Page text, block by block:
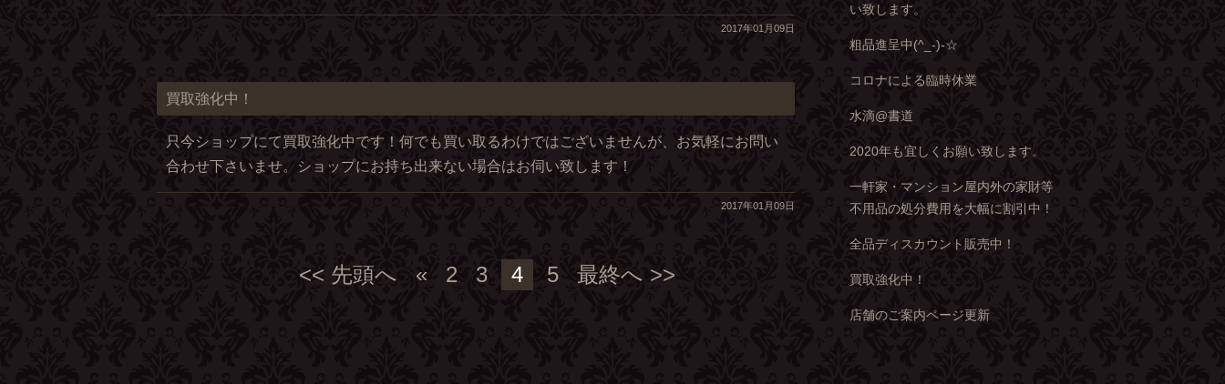
2017年01月09日
買取強化中！
只今ショップにて買取強化中です！何でも買い取るわけではございませんが、お気軽にお問い
合わせ下さいませ。ショップにお持ち出来ない場合はお伺い致します！
2017年01月09日
<< 先頭へ « 2 3 4 5 最終へ >>
い致します。
粗品進呈中(^_-)-☆
コロナによる臨時休業
水滴@書道
2020年も宜しくお願い致します。
一軒家・マンション屋内外の家財等
不用品の処分費用を大幅に割引中！
全品ディスカウント販売中！
買取強化中！
店舗のご案内ページ更新